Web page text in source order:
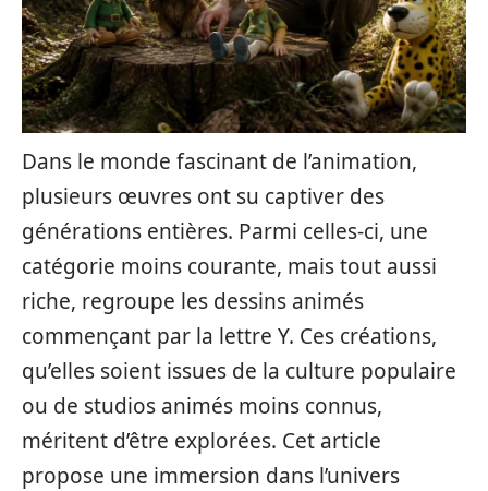
Dans le monde fascinant de l’animation,
plusieurs œuvres ont su captiver des
générations entières. Parmi celles-ci, une
catégorie moins courante, mais tout aussi
riche, regroupe les dessins animés
commençant par la lettre Y. Ces créations,
qu’elles soient issues de la culture populaire
ou de studios animés moins connus,
méritent d’être explorées. Cet article
propose une immersion dans l’univers